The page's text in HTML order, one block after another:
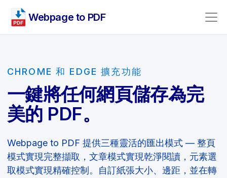
Webpage to PDF
CHROME 和 EDGE 擴充功能
一鍵將任何網頁儲存為完
美的 PDF。
Webpage to PDF 提供三種靈活的匯出模式 — 整頁
模式實現完整擷取，文章模式實現乾淨閱讀，元素選
取模式實現精確控制。自訂紙張大小、邊距，並在轉